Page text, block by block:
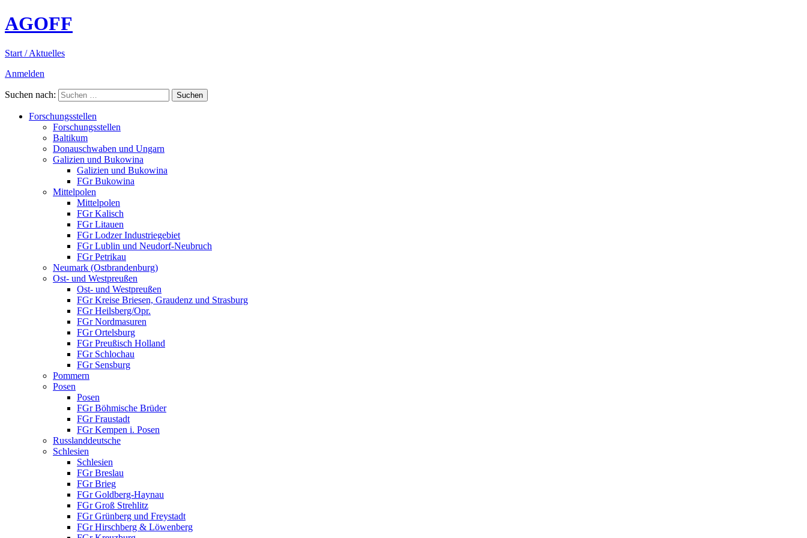
AGOFF
Start / Aktuelles
Anmelden
Suchen nach:
Forschungsstellen
Forschungsstellen
Baltikum
Donauschwaben und Ungarn
Galizien und Bukowina
Galizien und Bukowina
FGr Bukowina
Mittelpolen
Mittelpolen
FGr Kalisch
FGr Litauen
FGr Lodzer Industriegebiet
FGr Lublin und Neudorf-Neubruch
FGr Petrikau
Neumark (Ostbrandenburg)
Ost- und Westpreußen
Ost- und Westpreußen
FGr Kreise Briesen, Graudenz und Strasburg
FGr Heilsberg/Opr.
FGr Nordmasuren
FGr Ortelsburg
FGr Preußisch Holland
FGr Schlochau
FGr Sensburg
Pommern
Posen
Posen
FGr Böhmische Brüder
FGr Fraustadt
FGr Kempen i. Posen
Russlanddeutsche
Schlesien
Schlesien
FGr Breslau
FGr Brieg
FGr Goldberg-Haynau
FGr Groß Strehlitz
FGr Grünberg und Freystadt
FGr Hirschberg & Löwenberg